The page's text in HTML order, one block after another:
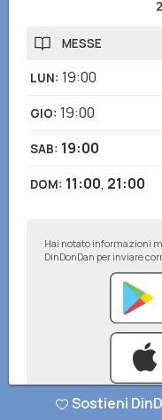
MESSE
LUN: 19:00
GIO: 19:00
SAB: 19:00
DOM: 11:00, 21:00
Hai notato informazioni
DinDonDan per inviare
Sostieni